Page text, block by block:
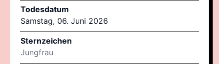
Todesdatum
Samstag, 06. Juni 2026
Sternzeichen
Jungfrau